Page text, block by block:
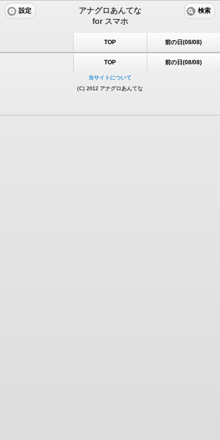
アナグロあんてな
for スマホ
設定 検索
TOP 前の日(08/08)
TOP 前の日(08/08)
当サイトについて
(C) 2012 アナグロあんてな